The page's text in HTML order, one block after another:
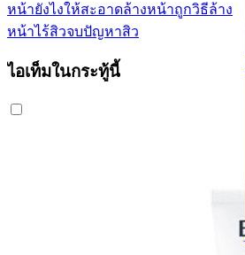
หน้ายังไงให้สะอาดล้างหน้าถูกวิธีล้าง
หน้าไร้สิวจบปัญหาสิว
ไอเท็มในกระทู้นี้